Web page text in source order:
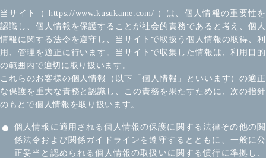
当サイト（ https://www.kusukame.com/ ）は、個人情報の重要性を
認識し、個人情報を保護することが社会的責務であると考え、個人
情報に関する法令を遵守し、当サイトで取扱う個人情報の取得、利
用、管理を適正に行います。当サイトで収集した情報は、利用目的
の範囲内で適切に取り扱います。
これらのお客様の個人情報（以下「個人情報」といいます）の適正
な保護を重大な責務と認識し、この責務を果たすために、次の指針
のもとで個人情報を取り扱います。
個人情報に適用される個人情報の保護に関する法律その他の関
係法令および関係ガイドラインを遵守するとともに、一般に公
正妥当と認められる個人情報の取扱いに関する慣行に準拠し、